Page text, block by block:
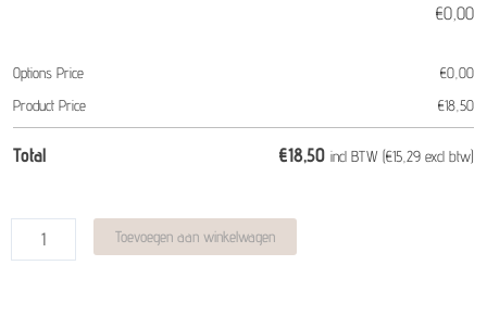
€0,00
Options Price €0,00
Product Price
€18,50
Total €18,50 incl BTW (€15,29 excl btw)
Toevoegen aan winkelwagen